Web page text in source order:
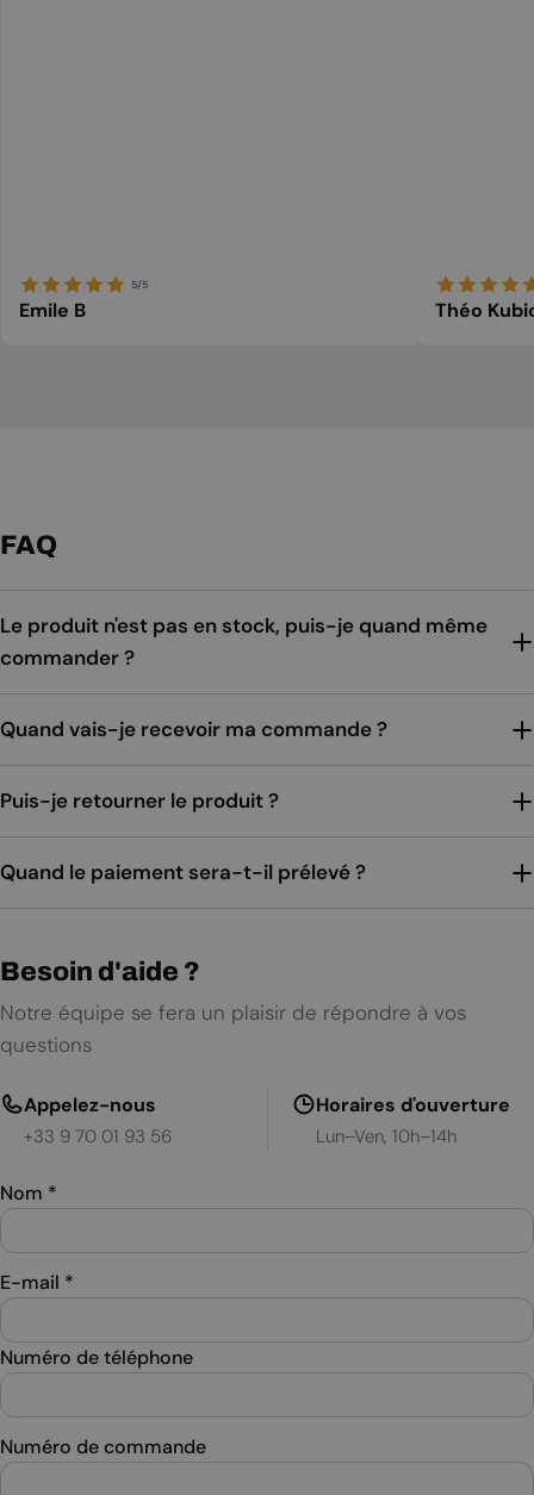
5/5
Emile B Théo
FAQ
Le produit n'est pas en stock, puis-je quand même
commander ?
Quand vais-je recevoir ma commande ?
Puis-je retourner le produit ?
Quand le paiement sera-t-il prélevé ?
Besoin d'aide ?
Notre équipe se fera un plaisir de répondre à vos
questions
Appelez-nous
+33 9 70 01 93 56
Horaires d'ouverture
Lun–Ven, 10h–14h
Nom *
E-mail *
Numéro de téléphone
Numéro de commande